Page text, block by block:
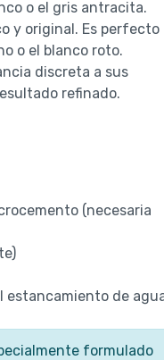
o el gris antracita.
y original. Es perfecto
o el blanco roto.
discreta a sus
refinado.
(necesaria
estancamiento de
formulado